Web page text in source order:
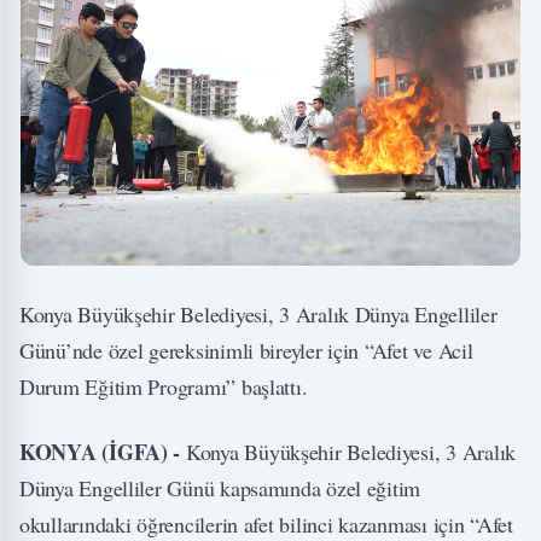
Konya Büyükşehir Belediyesi, 3 Aralık Dünya Engelliler
Günü’nde özel gereksinimli bireyler için “Afet ve Acil
Durum Eğitim Programı” başlattı.
KONYA (İGFA) - Konya Büyükşehir Belediyesi, 3 Aralık
Dünya Engelliler Günü kapsamında özel eğitim
okullarındaki öğrencilerin afet bilinci kazanması için “Afet